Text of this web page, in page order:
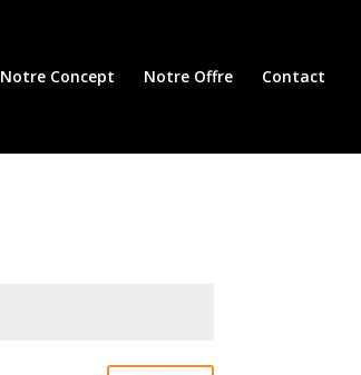
Notre Concept Notre Offre Contact